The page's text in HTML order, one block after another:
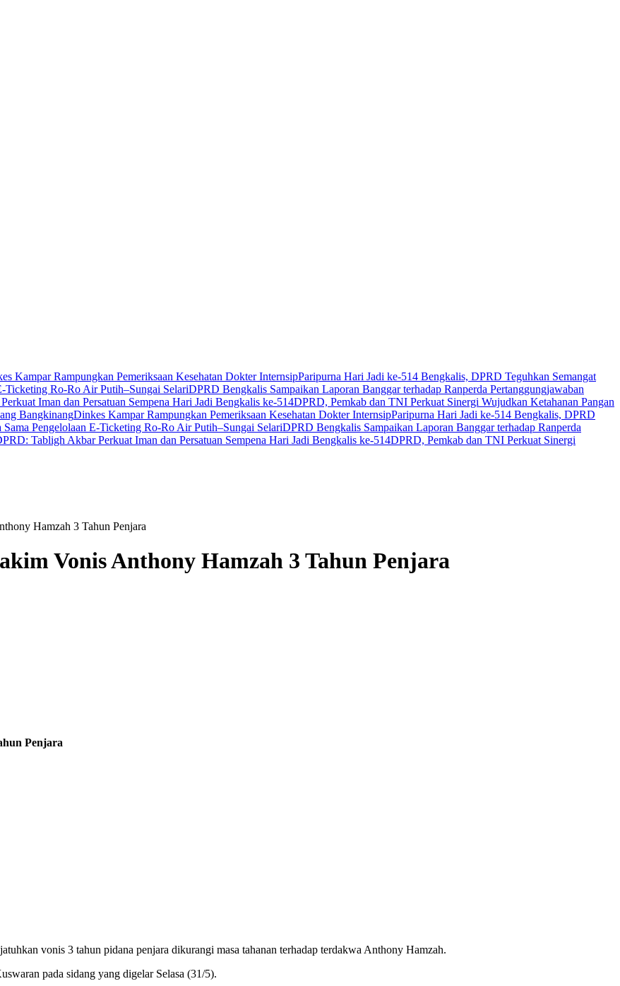
Kampar Rampungkan Pemeriksaan Kesehatan Dokter InternsipParipurna Hari Jadi ke-514 Bengkalis, DPRD Teguhkan Semangat
Ticketing Ro-Ro Air Putih–Sungai SelariDPRD Bengkalis Sampaikan Laporan Banggar terhadap Ranperda Pertanggungjawaban
Iman dan Persatuan Sempena Hari Jadi Bengkalis ke-514DPRD, Pemkab dan TNI Perkuat Sinergi Wujudkan Ketahanan Pangan
BangkinangDinkes Kampar Rampungkan Pemeriksaan Kesehatan Dokter InternsipParipurna Hari Jadi ke-514 Bengkalis, DPRD
Pengelolaan E-Ticketing Ro-Ro Air Putih–Sungai SelariDPRD Bengkalis Sampaikan Laporan Banggar terhadap Ranperda
Tabligh Akbar Perkuat Iman dan Persatuan Sempena Hari Jadi Bengkalis ke-514DPRD, Pemkab dan TNI Perkuat Sinergi
Hamzah 3 Tahun Penjara
Vonis Anthony Hamzah 3 Tahun Penjara
Penjara
vonis 3 tahun pidana penjara dikurangi masa tahanan terhadap terdakwa Anthony Hamzah.
pada sidang yang digelar Selasa (31/5).